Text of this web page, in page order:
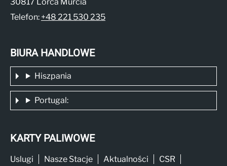
Telefon: +48 221 530 235
BIURA HANDLOWE
Hiszpania
Portugal:
KARTY PALIWOWE
Uslugi Nasze Stacje Aktualności
CSR